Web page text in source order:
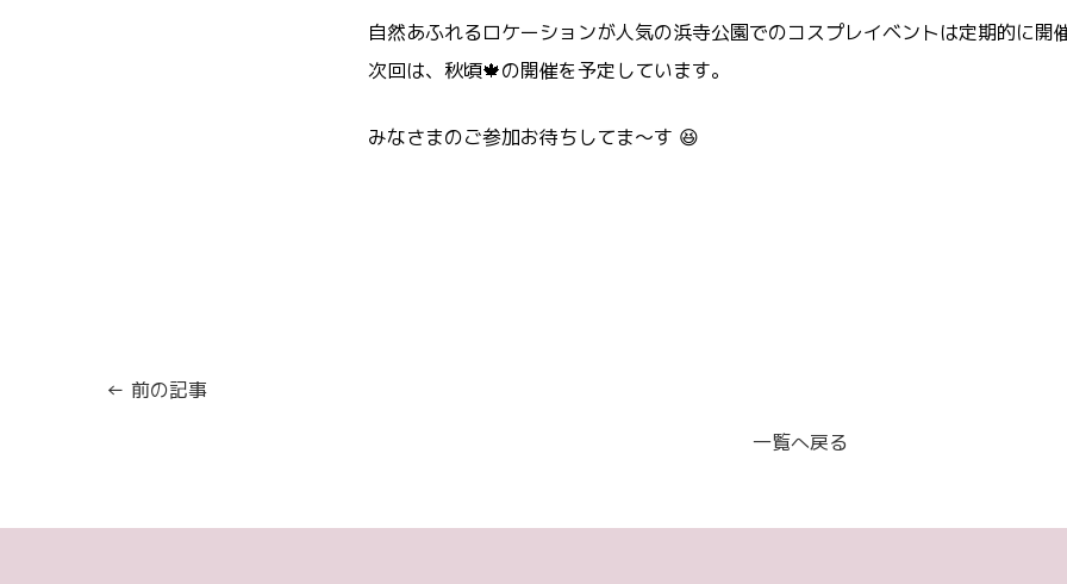
自然あふれるロケーションが人気の浜寺公園でのコスプレイベントは定期的に開
次回は、秋頃🍁の開催を予定しています。
みなさまのご参加お待ちしてま～す 😆
← 前の記事
一覧へ戻る